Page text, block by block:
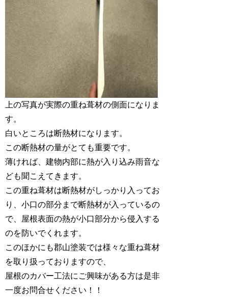
上の写真が実際の重ね葺材の側面になりま
す。
白いところは断熱材になります。
この断熱材の量がとても重要です。
薄ければ、建物内部に熱が入り込み雨音な
ども聞こえてきます。
この重ね葺材は断熱材がしっかり入ってお
り、小口の部分まで断熱材が入っているの
で、屋根表面の熱が小口部分から侵入する
のを防いでくれます。
このほかにも郡山塗装では様々な重ね葺材
を取り扱っておりますので、
屋根のカバー工法にご興味がある方は是非
一度お問合せください！！